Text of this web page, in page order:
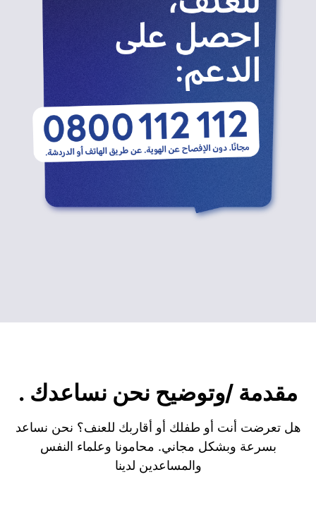
مقدمة /وتوضيح نحن نساعدك .
هل تعرضت أنت أو طفلك أو أقاربك للعنف؟ نحن نساعد
بسرعة وبشكل مجاني. محامونا وعلماء النفس
والمساعدين لدينا